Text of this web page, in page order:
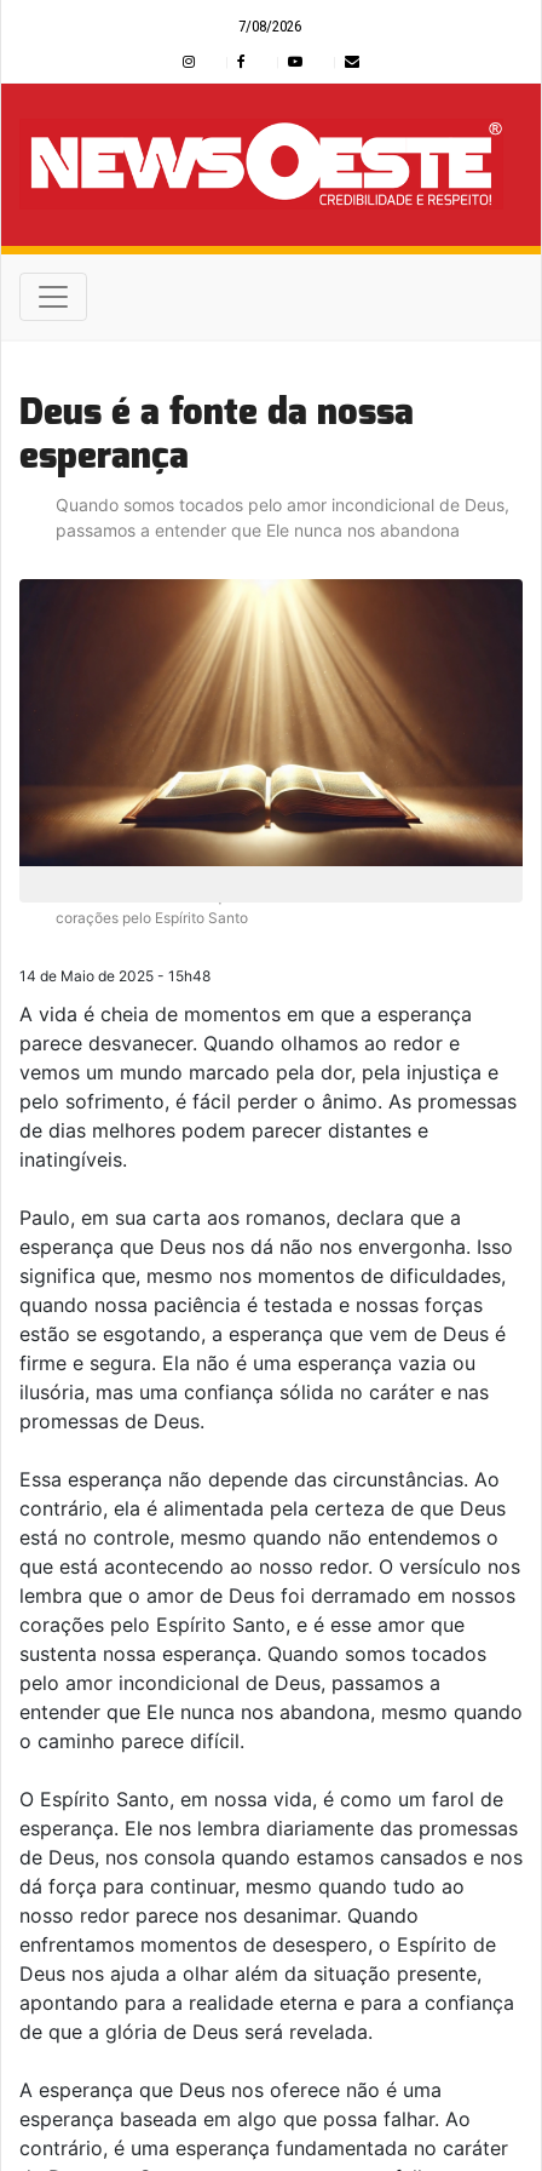
7/08/2026
Deus é a fonte da nossa
esperança
Quando somos tocados pelo amor incondicional de Deus,
passamos a entender que Ele nunca nos abandona
corações pelo Espírito Santo
14 de Maio de 2025 - 15h48
A vida é cheia de momentos em que a esperança
parece desvanecer. Quando olhamos ao redor e
vemos um mundo marcado pela dor, pela injustiça e
pelo sofrimento, é fácil perder o ânimo. As promessas
de dias melhores podem parecer distantes e
inatingíveis.
Paulo, em sua carta aos romanos, declara que a
esperança que Deus nos dá não nos envergonha. Isso
significa que, mesmo nos momentos de dificuldades,
quando nossa paciência é testada e nossas forças
estão se esgotando, a esperança que vem de Deus é
firme e segura. Ela não é uma esperança vazia ou
ilusória, mas uma confiança sólida no caráter e nas
promessas de Deus.
Essa esperança não depende das circunstâncias. Ao
contrário, ela é alimentada pela certeza de que Deus
está no controle, mesmo quando não entendemos o
que está acontecendo ao nosso redor. O versículo nos
lembra que o amor de Deus foi derramado em nossos
corações pelo Espírito Santo, e é esse amor que
sustenta nossa esperança. Quando somos tocados
pelo amor incondicional de Deus, passamos a
entender que Ele nunca nos abandona, mesmo quando
o caminho parece difícil.
O Espírito Santo, em nossa vida, é como um farol de
esperança. Ele nos lembra diariamente das promessas
de Deus, nos consola quando estamos cansados e nos
dá força para continuar, mesmo quando tudo ao
nosso redor parece nos desanimar. Quando
enfrentamos momentos de desespero, o Espírito de
Deus nos ajuda a olhar além da situação presente,
apontando para a realidade eterna e para a confiança
de que a glória de Deus será revelada.
A esperança que Deus nos oferece não é uma
esperança baseada em algo que possa falhar. Ao
contrário, é uma esperança fundamentada no caráter